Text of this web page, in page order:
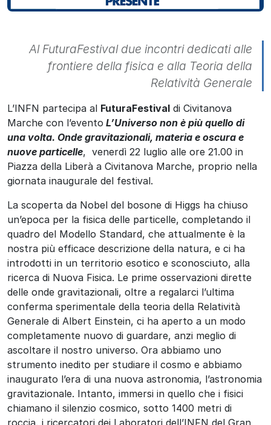
Al FuturaFestival due incontri dedicati alle
frontiere della fisica e alla Teoria della
Relatività Generale
L’INFN partecipa al FuturaFestival di Civitanova
Marche con l’evento L’Universo non è più quello di
una volta. Onde gravitazionali, materia e oscura e
nuove particelle, venerdì 22 luglio alle ore 21.00 in
Piazza della Liberà a Civitanova Marche, proprio nella
giornata inaugurale del festival.
La scoperta da Nobel del bosone di Higgs ha chiuso
un’epoca per la fisica delle particelle, completando il
quadro del Modello Standard, che attualmente è la
nostra più efficace descrizione della natura, e ci ha
introdotti in un territorio esotico e sconosciuto, alla
ricerca di Nuova Fisica. Le prime osservazioni dirette
delle onde gravitazionali, oltre a regalarci l’ultima
conferma sperimentale della teoria della Relatività
Generale di Albert Einstein, ci ha aperto a un modo
completamente nuovo di guardare, anzi meglio di
ascoltare il nostro universo. Ora abbiamo uno
strumento inedito per studiare il cosmo e abbiamo
inaugurato l’era di una nuova astronomia, l’astronomia
gravitazionale. Intanto, immersi in quello che i fisici
chiamano il silenzio cosmico, sotto 1400 metri di
roccia, i ricercatori dei Laboratori dell’INFN del Gran